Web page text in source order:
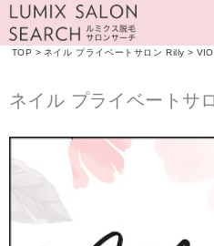
TOP > ネイル プライベートサロン Rilly > VIO
ネイル プライベートサ